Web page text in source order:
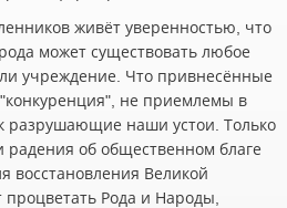
живёт уверенностью, что
может существовать любое
учреждение. Что привнесённые
не приемлемы в
разрушающие наши устои. Только
радения об общественном благе
восстановления Великой
Рода и Народы,